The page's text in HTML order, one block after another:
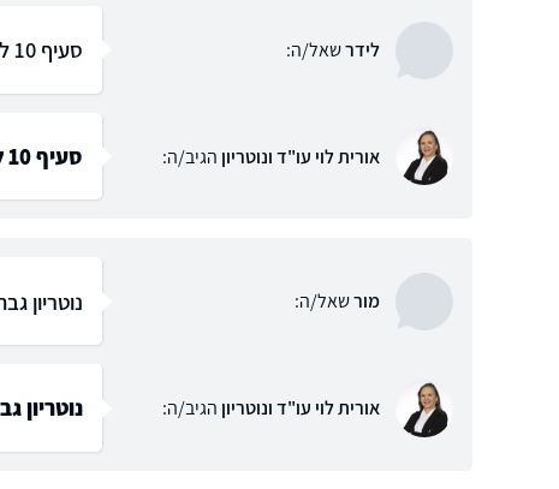
לידרשאל/ה: סעיף 10 לחוק הנוטריונים וחובת הנאמנות
אורית לוי עו"ד ונוטריון הגיב/ה: סעיף 10 לחוק הנוטריונים וחובת הנאמנות
מורשאל/ה: נוטריון
אורית לוי עו"ד ונוטריון הגיב/ה: נוטריון